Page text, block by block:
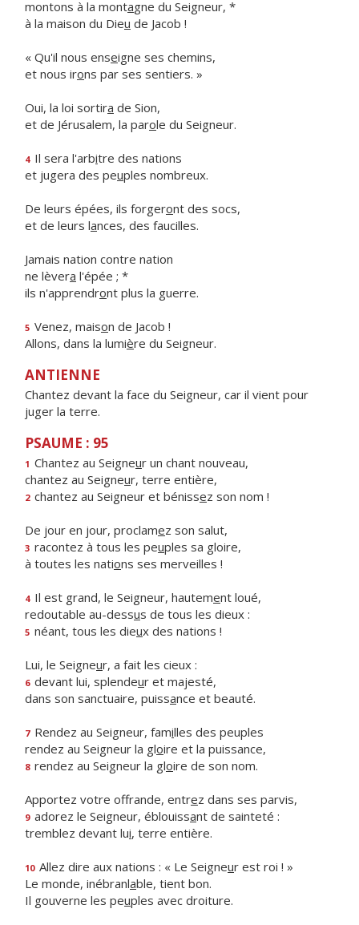
montons à la montagne du Seigneur, *
à la maison du Dieu de Jacob !
« Qu'il nous enseigne ses chemins,
et nous irons par ses sentiers. »
Oui, la loi sortira de Sion,
et de Jérusalem, la parole du Seigneur.
4 Il sera l'arbitre des nations
et jugera des peuples nombreux.
De leurs épées, ils forgeront des socs,
et de leurs lances, des faucilles.
Jamais nation contre nation
ne lèvera l'épée ; *
ils n'apprendront plus la guerre.
5 Venez, maison de Jacob !
Allons, dans la lumière du Seigneur.
ANTIENNE
Chantez devant la face du Seigneur, car il vient pour
juger la terre.
PSAUME : 95
1 Chantez au Seigneur un chant nouveau,
chantez au Seigneur, terre entière,
2 chantez au Seigneur et bénissez son nom !
De jour en jour, proclamez son salut,
3 racontez à tous les peuples sa gloire,
à toutes les nations ses merveilles !
4 Il est grand, le Seigneur, hautement loué,
redoutable au-dessus de tous les dieux :
5 néant, tous les dieux des nations !
Lui, le Seigneur, a fait les cieux :
6 devant lui, splendeur et majesté,
dans son sanctuaire, puissance et beauté.
7 Rendez au Seigneur, familles des peuples
rendez au Seigneur la gloire et la puissance,
8 rendez au Seigneur la gloire de son nom.
Apportez votre offrande, entrez dans ses parvis,
9 adorez le Seigneur, éblouissant de sainteté :
tremblez devant lui, terre entière.
10 Allez dire aux nations : « Le Seigneur est roi ! »
Le monde, inébranlable, tient bon.
Il gouverne les peuples avec droiture.